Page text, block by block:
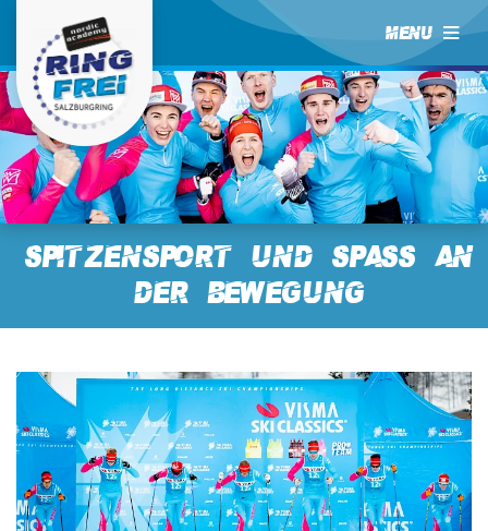
MENU
Spitzensport und Spass an
der Bewegung